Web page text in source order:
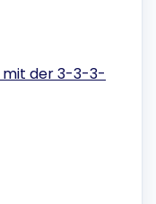
mit der 3-3-3-